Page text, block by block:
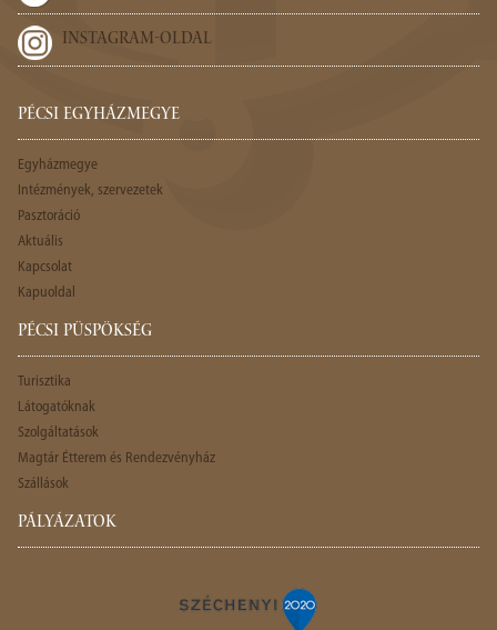
INSTAGRAM-OLDAL
PÉCSI EGYHÁZMEGYE
Egyházmegye
Intézmények, szervezetek
Pasztoráció
Aktuális
Kapcsolat
Kapuoldal
PÉCSI PÜSPÖKSÉG
Turisztika
Látogatóknak
Szolgáltatások
Magtár Étterem és Rendezvényház
Szállások
PÁLYÁZATOK